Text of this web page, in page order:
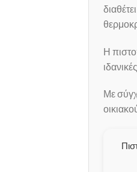
Η
Με